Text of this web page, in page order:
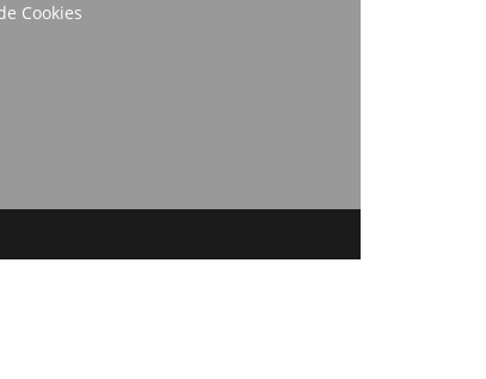
Cookies